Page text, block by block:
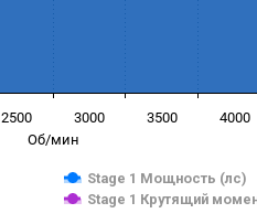
Об/мин
Stage 1 Мощность (лс)
Stage 1 Крутящий
2500 3000 3500 4000